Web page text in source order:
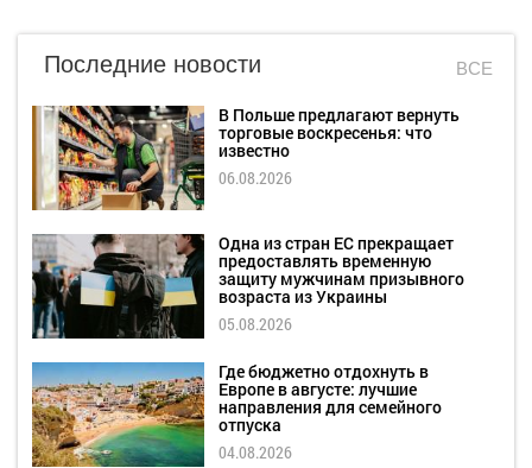
Последние новости ВСЕ
В Польше предлагают вернуть
торговые воскресенья: что
известно
06.08.2026
Одна из стран ЕС прекращает
предоставлять временную
защиту мужчинам призывного
возраста из Украины
05.08.2026
Где бюджетно отдохнуть в
Европе в августе: лучшие
направления для семейного
отпуска
04.08.2026